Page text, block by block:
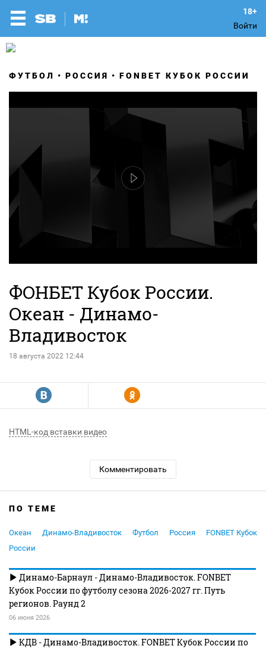
Войти
ФУТБОЛ РОССИЯ FONBET КУБОК РОССИИ
ФОНБЕТ Кубок России.
Океан - Динамо-
Владивосток
18 августа 2022 12:44
R Y
HTML-код вставки видео
Комментировать
ПО ТЕМЕ
Океан Динамо-Владивосток Футбол Россия
FONBET Кубок
России
Динамо-Барнаул - Динамо-Владивосток. FONBET
Кубок России по футболу сезона 2026-2027 гг. Путь
регионов. Раунд 2
06 июня 2026
КДВ - Динамо-Владивосток. FONBET Кубок России по